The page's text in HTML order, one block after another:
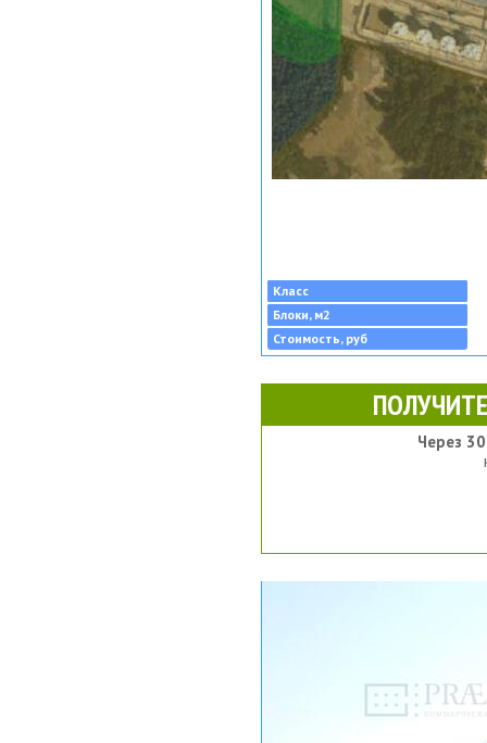
Класс
Блоки, м2
Стоимость, руб
Через